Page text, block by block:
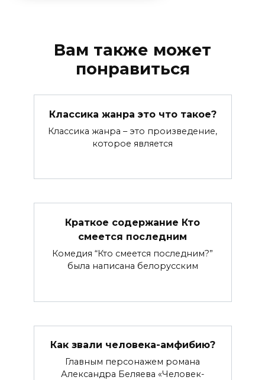
Вам также может
понравиться
Классика жанра это что такое?
Классика жанра – это произведение,
которое является
Краткое содержание Кто
смеется последним
Комедия “Кто смеется последним?”
была написана белорусским
Как звали человека-амфибию?
Главным персонажем романа
Александра Беляева «Человек-